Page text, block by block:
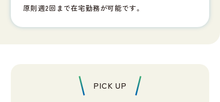
原則週2回まで在宅勤務が可能です。
PICK UP